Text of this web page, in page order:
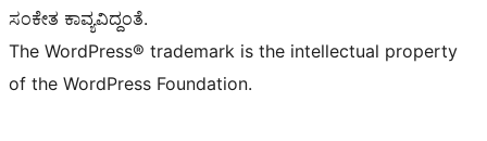
ಸಂಕೇತ ಕಾವ್ಯವಿದ್ದಂತೆ.
The WordPress® trademark is the intellectual property
of the WordPress Foundation.